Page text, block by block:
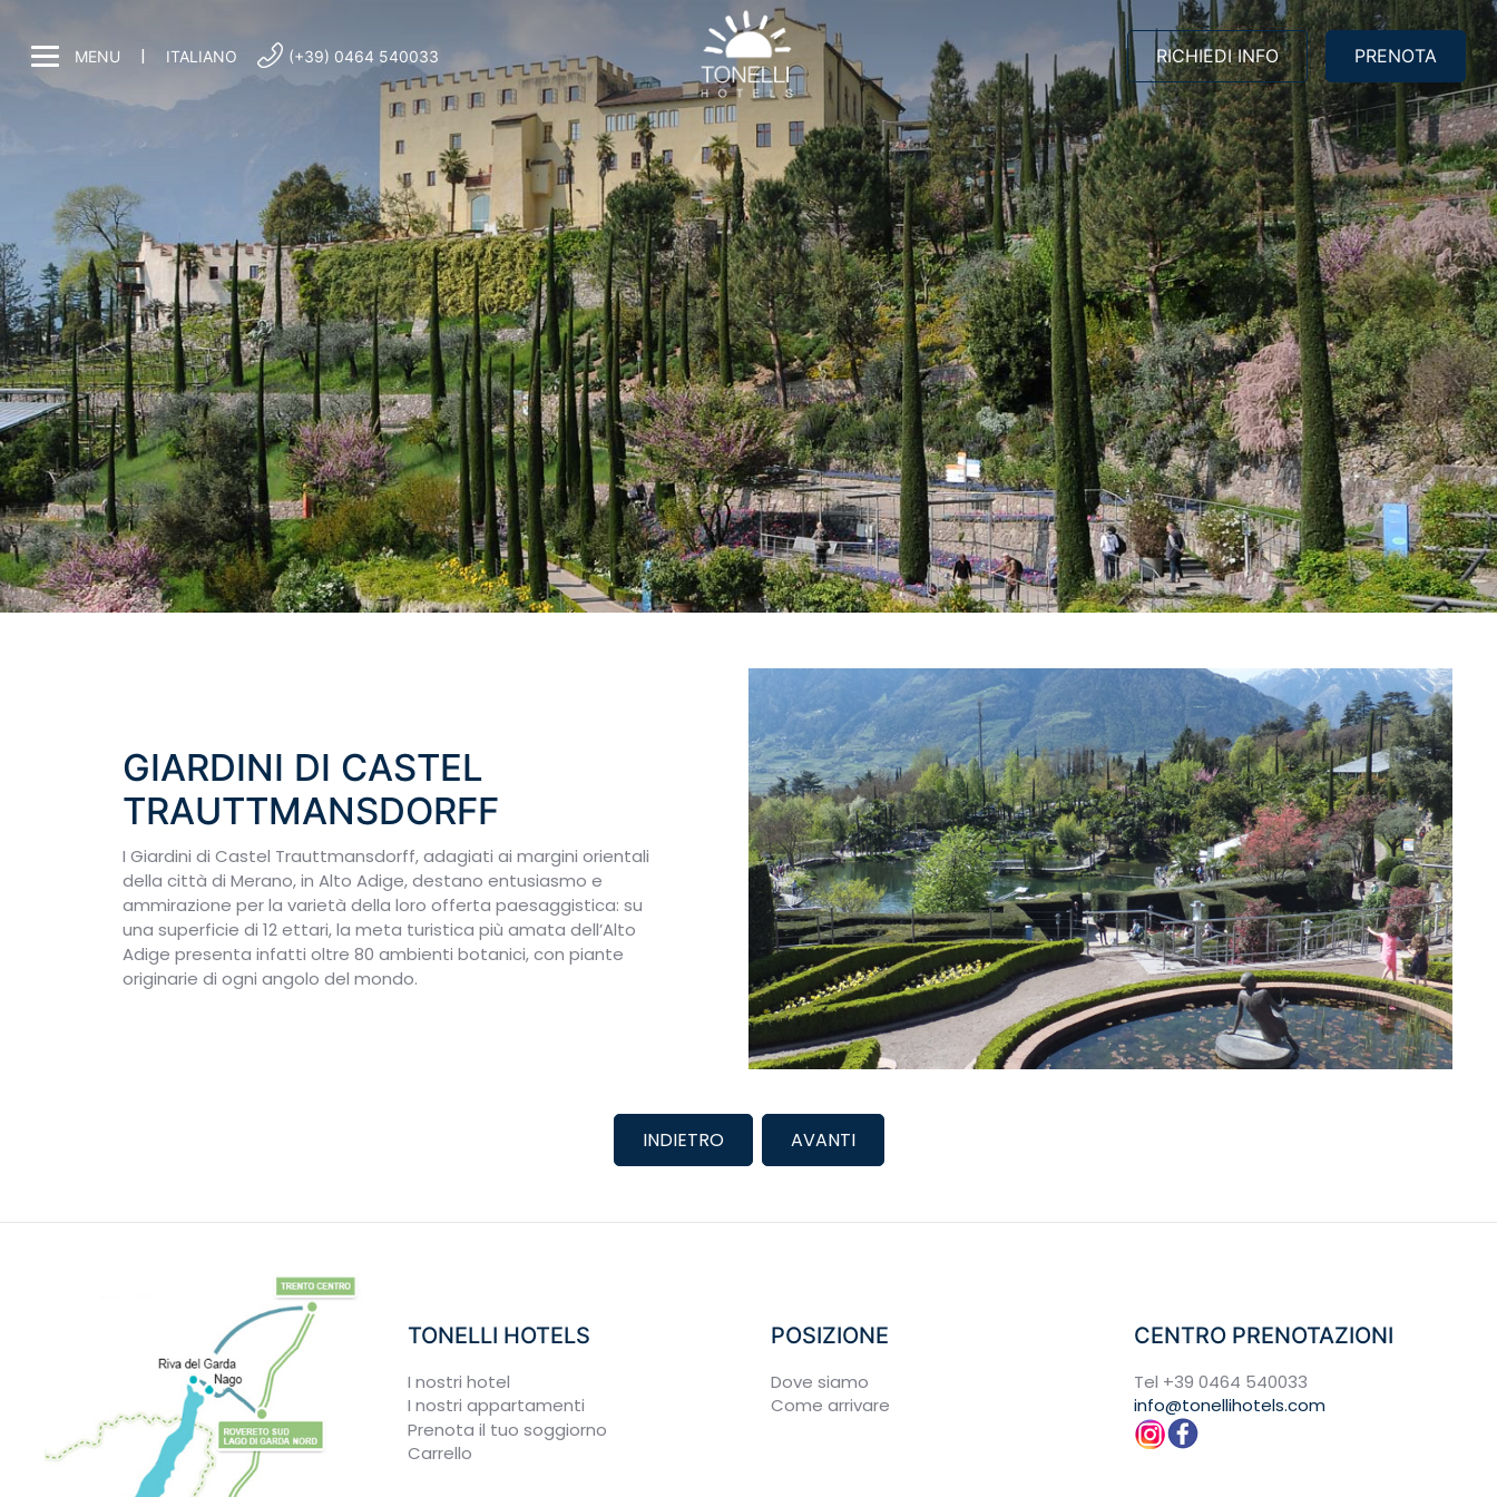
MENU | ITALIANO (+39) 0464 540033 RICHIEDI INFO PRENOTA
GIARDINI DI CASTEL
TRAUTTMANSDORFF
I Giardini di Castel Trauttmansdorff, adagiati ai margini orientali
della città di Merano, in Alto Adige, destano entusiasmo e
ammirazione per la varietà della loro offerta paesaggistica: su
una superficie di 12 ettari, la meta turistica più amata dell’Alto
Adige presenta infatti oltre 80 ambienti botanici, con piante
originarie di ogni angolo del mondo.
INDIETRO AVANTI
TONELLI HOTELS
I nostri hotel
I nostri appartamenti
Prenota il tuo soggiorno
Carrello
POSIZIONE
Dove siamo
Come arrivare
CENTRO PRENOTAZIONI
Tel +39 0464 540033
info@tonellihotels.com